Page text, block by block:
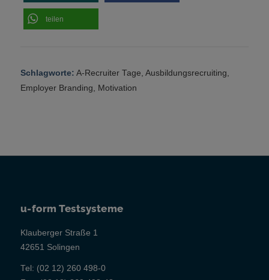
teilen
Schlagworte: A-Recruiter Tage Ausbildungsrecruiting
Employer Branding
Motivation
u-form Testsysteme
Klauberger Straße 1
42651 Solingen
Tel: (02 12) 260 498-0